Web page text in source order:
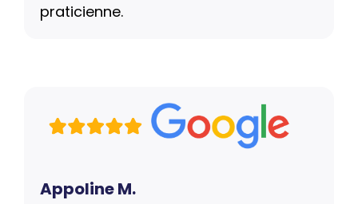
praticienne.
Appoline M.